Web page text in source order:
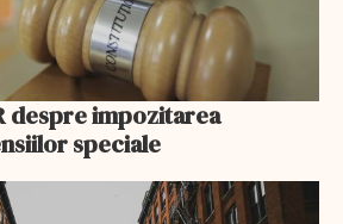
despre impozitarea
speciale